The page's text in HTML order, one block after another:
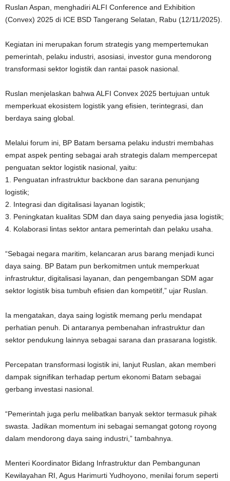
Ruslan Aspan, menghadiri ALFI Conference and Exhibition
(Convex) 2025 di ICE BSD Tangerang Selatan, Rabu (12/11/2025).
Kegiatan ini merupakan forum strategis yang mempertemukan
pemerintah, pelaku industri, asosiasi, investor guna mendorong
transformasi sektor logistik dan rantai pasok nasional.
Ruslan menjelaskan bahwa ALFI Convex 2025 bertujuan untuk
memperkuat ekosistem logistik yang efisien, terintegrasi, dan
berdaya saing global.
Melalui forum ini, BP Batam bersama pelaku industri membahas
empat aspek penting sebagai arah strategis dalam mempercepat
penguatan sektor logistik nasional, yaitu:
1. Penguatan infrastruktur backbone dan sarana penunjang
logistik;
2. Integrasi dan digitalisasi layanan logistik;
3. Peningkatan kualitas SDM dan daya saing penyedia jasa logistik;
4. Kolaborasi lintas sektor antara pemerintah dan pelaku usaha.
“Sebagai negara maritim, kelancaran arus barang menjadi kunci
daya saing. BP Batam pun berkomitmen untuk memperkuat
infrastruktur, digitalisasi layanan, dan pengembangan SDM agar
sektor logistik bisa tumbuh efisien dan kompetitif,” ujar Ruslan.
Ia mengatakan, daya saing logistik memang perlu mendapat
perhatian penuh. Di antaranya pembenahan infrastruktur dan
sektor pendukung lainnya sebagai sarana dan prasarana logistik.
Percepatan transformasi logistik ini, lanjut Ruslan, akan memberi
dampak signifikan terhadap pertum ekonomi Batam sebagai
gerbang investasi nasional.
“Pemerintah juga perlu melibatkan banyak sektor termasuk pihak
swasta. Jadikan momentum ini sebagai semangat gotong royong
dalam mendorong daya saing industri,” tambahnya.
Menteri Koordinator Bidang Infrastruktur dan Pembangunan
Kewilayahan RI, Agus Harimurti Yudhoyono, menilai forum seperti